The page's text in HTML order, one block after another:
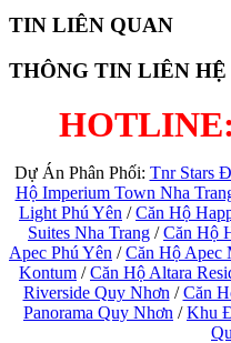
TIN LIÊN QUAN
THÔNG TIN LIÊN HỆ
HOTLINE:
Dự Án Phân Phối: Tnr Stars
Hộ Imperium Town Nha
Light Phú Yên /Căn Hộ
Suites Nha Trang /Căn Hộ
Apec Phú Yên /Căn Hộ Apec
Kontum /Căn Hộ Altara
Riverside Quy Nhơn /Căn
Panorama Quy Nhơn /Khu